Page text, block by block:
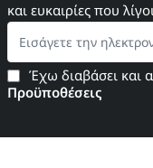
και ευκαιρίες που
Εισάγετε
την
ηλεκτρονική
σας
διεύθυνση
Έχω διαβάσει και
Προϋποθέσεις